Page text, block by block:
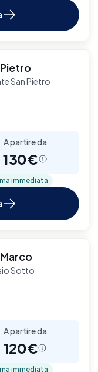
San Pietro
A partire da
130€
immediata
Sotto
A partire da
120€
immediata